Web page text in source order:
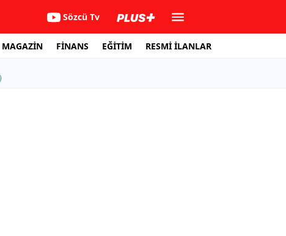
Sözcü Tv
MAGAZİN FİNANS EĞİTİM RESMİ İLANLAR